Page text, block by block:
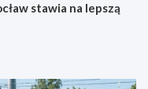
stawia na lepszą